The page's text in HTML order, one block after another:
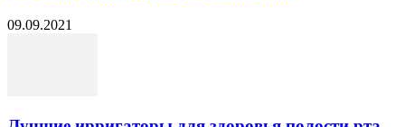
09.09.2021